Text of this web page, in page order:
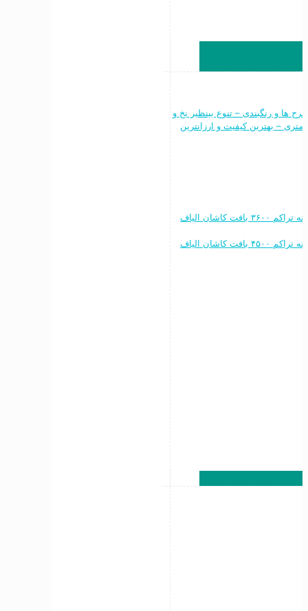
طرح ها و رنگبندی – تنوع بینظیر نخ و
نقشه – فرش ماشینی ۷۰۰ شانه ۶متری ، ۹ متری و ۱۲ متری – بهترین کیفیت و ارزانترین
خرید به قیمت فرش ماشینی ۱۲۰۰ شانه تراکم ۳۶۰۰ بافت کاشان الیاف
خرید به قیمت فرش ماشینی ۱۵۰۰ شانه تراکم ۴۵۰۰ بافت کاشان الیاف